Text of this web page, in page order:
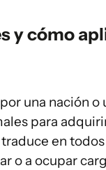
y cómo
una nación o
para
traduce en
o a ocupar